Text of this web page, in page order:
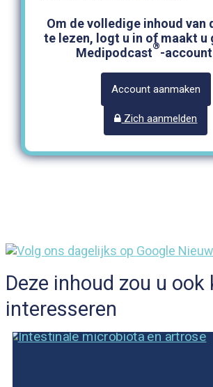
Om de volledige inhoud van
te lezen, logt u in of maakt u
Medipodcast®-
Account aanmaken
Zich aanmelden
Deze inhoud zou u ook
interesseren